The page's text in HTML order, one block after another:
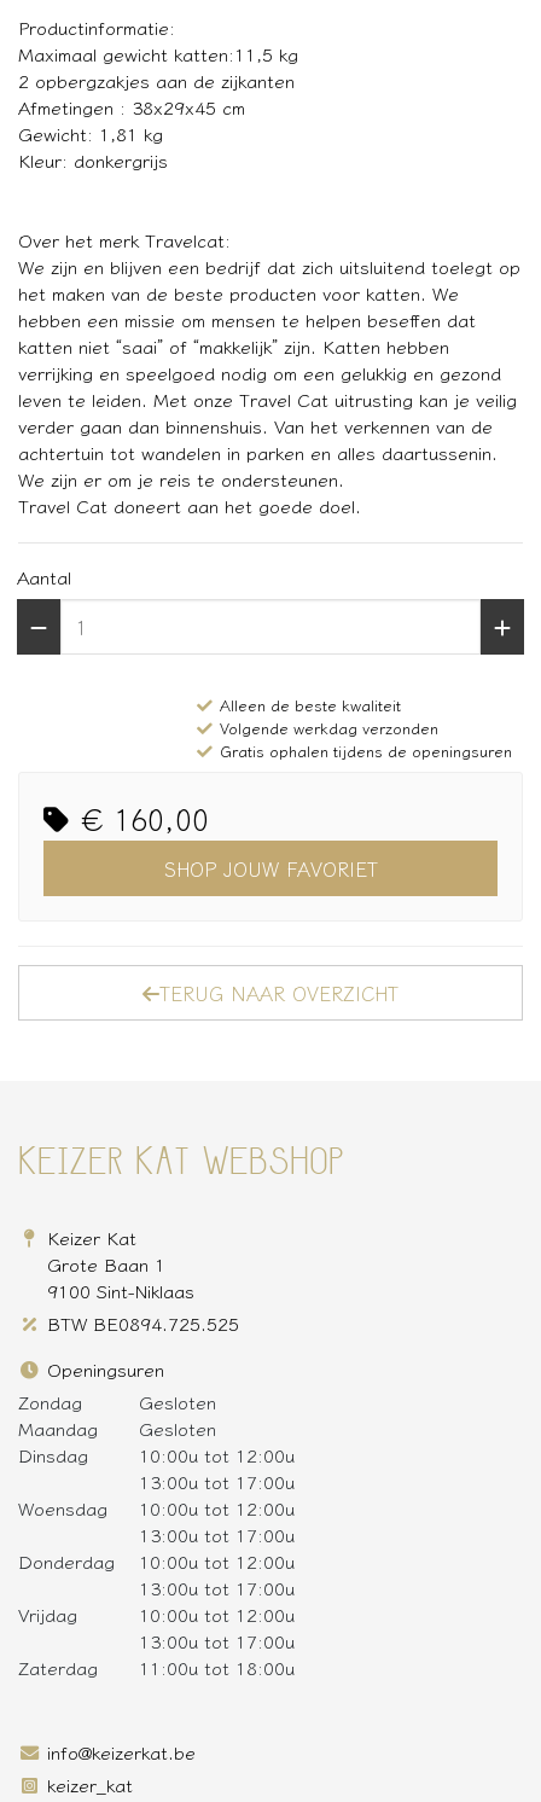
Productinformatie:
Maximaal gewicht katten:11,5 kg
2 opbergzakjes aan de zijkanten
Afmetingen : 38x29x45 cm
Gewicht: 1,81 kg
Kleur: donkergrijs
Over het merk Travelcat:
We zijn en blijven een bedrijf dat zich uitsluitend toelegt op
het maken van de beste producten voor katten. We
hebben een missie om mensen te helpen beseffen dat
katten niet “saai” of “makkelijk” zijn. Katten hebben
verrijking en speelgoed nodig om een gelukkig en gezond
leven te leiden. Met onze Travel Cat uitrusting kan je veilig
verder gaan dan binnenshuis. Van het verkennen van de
achtertuin tot wandelen in parken en alles daartussenin.
We zijn er om je reis te ondersteunen.
Travel Cat doneert aan het goede doel.
Aantal
Alleen de beste kwaliteit
Volgende werkdag verzonden
Gratis ophalen tijdens de openingsuren
€ 160,00
SHOP JOUW FAVORIET
TERUG NAAR OVERZICHT
KEIZER KAT WEBSHOP
Keizer Kat
Grote Baan 1
9100 Sint-Niklaas
BTW BE0894.725.525
Openingsuren
Zondag
Gesloten
Maandag
Gesloten
Dinsdag
10:00u tot 12:00u
13:00u tot 17:00u
Woensdag
10:00u tot 12:00u
13:00u tot 17:00u
Donderdag
10:00u tot 12:00u
13:00u tot 17:00u
Vrijdag
10:00u tot 12:00u
13:00u tot 17:00u
Zaterdag
11:00u tot 18:00u
info@keizerkat.be
keizer_kat